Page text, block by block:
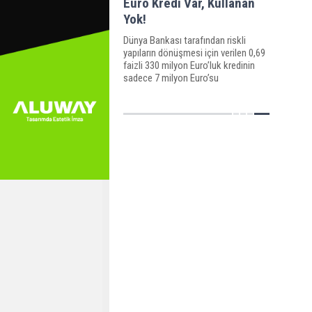
Euro Kredi Var, Kullanan
Yok!
Dünya Bankası tarafından riskli
yapıların dönüşmesi için verilen 0,69
faizli 330 milyon Euro’luk kredinin
sadece 7 milyon Euro’su
ama bu parayı kullanacak bir